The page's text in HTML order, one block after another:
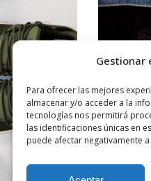
Gestionar
Para ofrecer las mejores
almacenar y/o acceder a la
tecnologías nos permitirá
las identificaciones únicas en
puede afectar negativamente